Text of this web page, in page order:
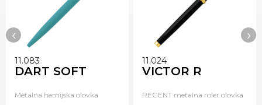
11.083
DART SOFT
Metalna hemijska olovka
11.024
VICTOR R
REGENT metalna roler olovka
‹ ›